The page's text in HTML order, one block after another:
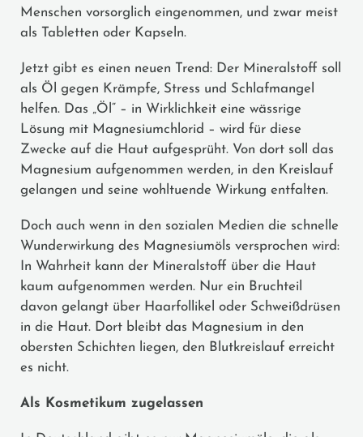
Menschen vorsorglich eingenommen, und zwar meist
als Tabletten oder Kapseln.
Jetzt gibt es einen neuen Trend: Der Mineralstoff soll
als Öl gegen Krämpfe, Stress und Schlafmangel
helfen. Das „Öl“ – in Wirklichkeit eine wässrige
Lösung mit Magnesiumchlorid – wird für diese
Zwecke auf die Haut aufgesprüht. Von dort soll das
Magnesium aufgenommen werden, in den Kreislauf
gelangen und seine wohltuende Wirkung entfalten.
Doch auch wenn in den sozialen Medien die schnelle
Wunderwirkung des Magnesiumöls versprochen wird:
In Wahrheit kann der Mineralstoff über die Haut
kaum aufgenommen werden. Nur ein Bruchteil
davon gelangt über Haarfollikel oder Schweißdrüsen
in die Haut. Dort bleibt das Magnesium in den
obersten Schichten liegen, den Blutkreislauf erreicht
es nicht.
Als Kosmetikum zugelassen